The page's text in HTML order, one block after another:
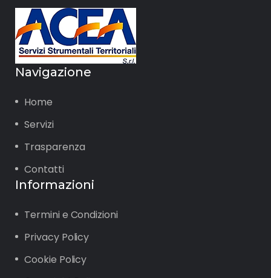
Navigazione
Home
Servizi
Trasparenza
Contatti
Informazioni
Termini e Condizioni
Privacy Policy
Cookie Policy